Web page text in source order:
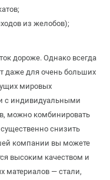
из желобов);
дороже. Однако всегда
даже для очень больших
мировых
с индивидуальными
можно комбинировать
снизить
компании вы можете
высоким качеством и
материалов — стали,